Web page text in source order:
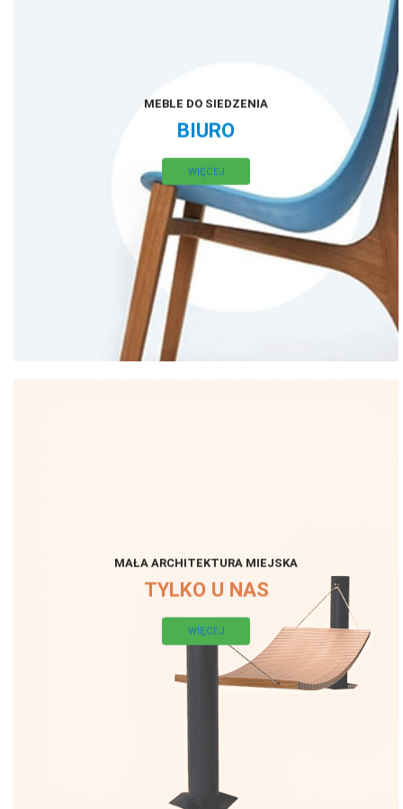
MEBLE DO SIEDZENIA
BIURO
WIĘCEJ
MAŁA ARCHITEKTURA MIEJSKA
TYLKO U NAS
WIĘCEJ